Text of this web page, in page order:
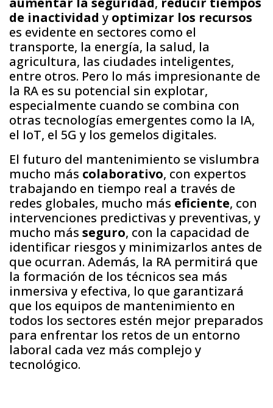
de inactividady optimizar los recursos
es evidente en sectores como el
transporte, la energía, la salud, la
agricultura, las ciudades inteligentes,
entre otros. Pero lo más impresionante de
la RA es su potencial sin explotar,
especialmente cuando se combina con
otras tecnologías emergentes como la IA,
el IoT, el 5G y los gemelos digitales.
El futuro del mantenimiento se vislumbra
mucho más colaborativo, con expertos
trabajando en tiempo real a través de
redes globales, mucho más eficiente, con
intervenciones predictivas y preventivas, y
mucho más seguro, con la capacidad de
identificar riesgos y minimizarlos antes de
que ocurran. Además, la RA permitirá que
la formación de los técnicos sea más
inmersiva y efectiva, lo que garantizará
que los equipos de mantenimiento en
todos los sectores estén mejor preparados
para enfrentar los retos de un entorno
laboral cada vez más complejo y
tecnológico.